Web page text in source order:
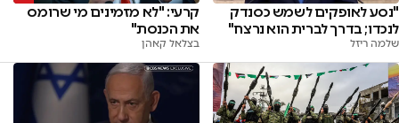
"נסע לאופקים לשמש כסנדק
לנכדו; בדרך לברית הוא נרצח"
שלמה ריזל
קרעי: "לא מזמינים מי שרומס
את הכנסת"
בצלאל קאהן